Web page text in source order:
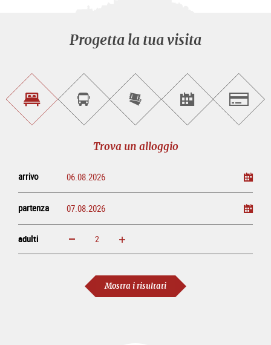
Progetta la tua visita
Trova
un
alloggio
Prenota
un
sightseeing
Compra
biglietti
Trova
gli
eventi
Trova un alloggio
arrivo
partenza
adulti ingrandisci diminuisci
Mostra i risultati